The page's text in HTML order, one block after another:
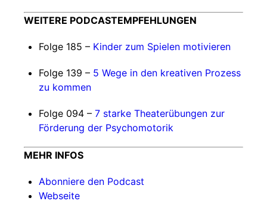
WEITERE PODCASTEMPFEHLUNGEN
Folge 185 – Kinder zum Spielen motivieren
Folge 139 – 5 Wege in den kreativen Prozess
zu kommen
Folge 094 – 7 starke Theaterübungen zur
Förderung der Psychomotorik
MEHR INFOS
Abonniere den Podcast
Webseite